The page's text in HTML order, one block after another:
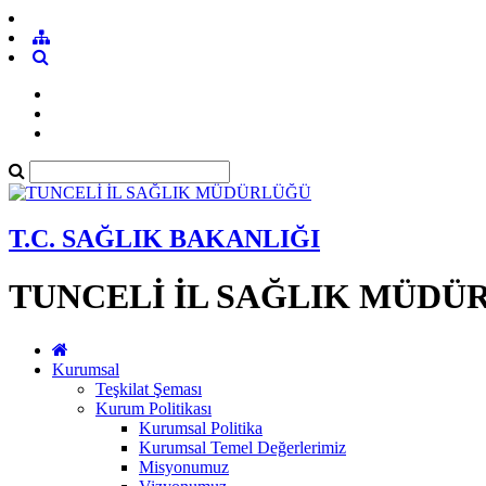
T.C. SAĞLIK BAKANLIĞI
TUNCELİ İL SAĞLIK
Kurumsal
Teşkilat Şeması
Kurum Politikası
Kurumsal Politika
Kurumsal Temel Değerlerimiz
Misyonumuz